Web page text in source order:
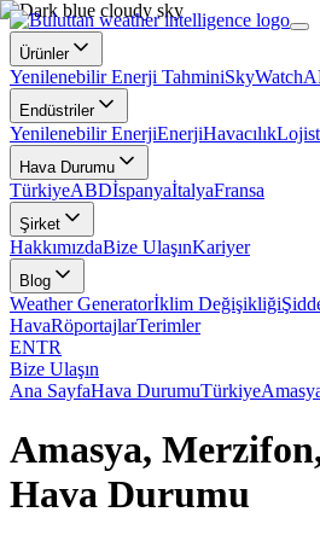
Ürünler
Yenilenebilir Enerji TahminiSkyWatch
Endüstriler
Yenilenebilir EnerjiEnerjiHavacılık
Hava Durumu
TürkiyeABDİspanyaİtalyaFransa
Şirket
HakkımızdaBize UlaşınKariyer
Blog
Weather Generatorİklim Değişikliği
HavaRöportajlarTerimler
ENTR
Bize Ulaşın
Ana SayfaHava DurumuTürkiye
Amasya,
Hava Durumu